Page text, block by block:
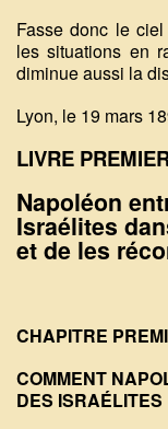
Fasse donc le
les situations en
diminue aussi la
Lyon, le 19 mars
LIVRE
Napoléon
Israélites
et de les
CHAPITRE
COMMENT
DES ISRAÉLITES